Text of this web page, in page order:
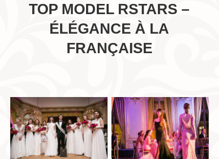
TOP MODEL RSTARS –
ÉLÉGANCE À LA
FRANÇAISE